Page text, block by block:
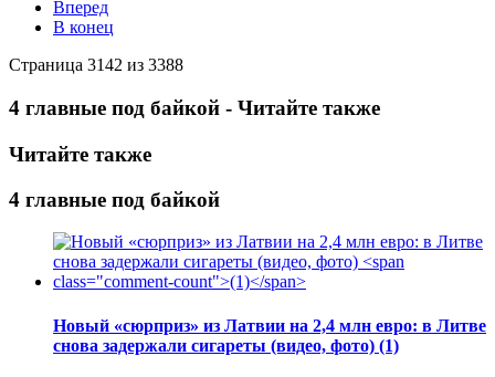
Вперед
В конец
Страница 3142 из 3388
4 главные под байкой - Читайте также
Читайте также
4 главные под байкой
Новый «сюрприз» из Латвии на 2,4 млн евро: в Литве
снова задержали сигареты (видео, фото) (1)